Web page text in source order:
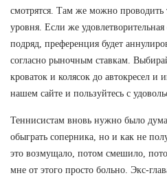
смотрятся. Там же можно проводить
уровня. Если же
подряд, преференция будет
согласно рыночным ставкам.
кроваток и колясок до автокресел и
нашем сайте и пользуйтесь с
Теннисистам вновь нужно было
обыграть соперника, но и как не
это возмущало, потом смешило,
мне от этого просто больно. Экс-